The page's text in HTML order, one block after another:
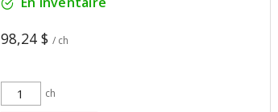
98,24 $ / ch
ch